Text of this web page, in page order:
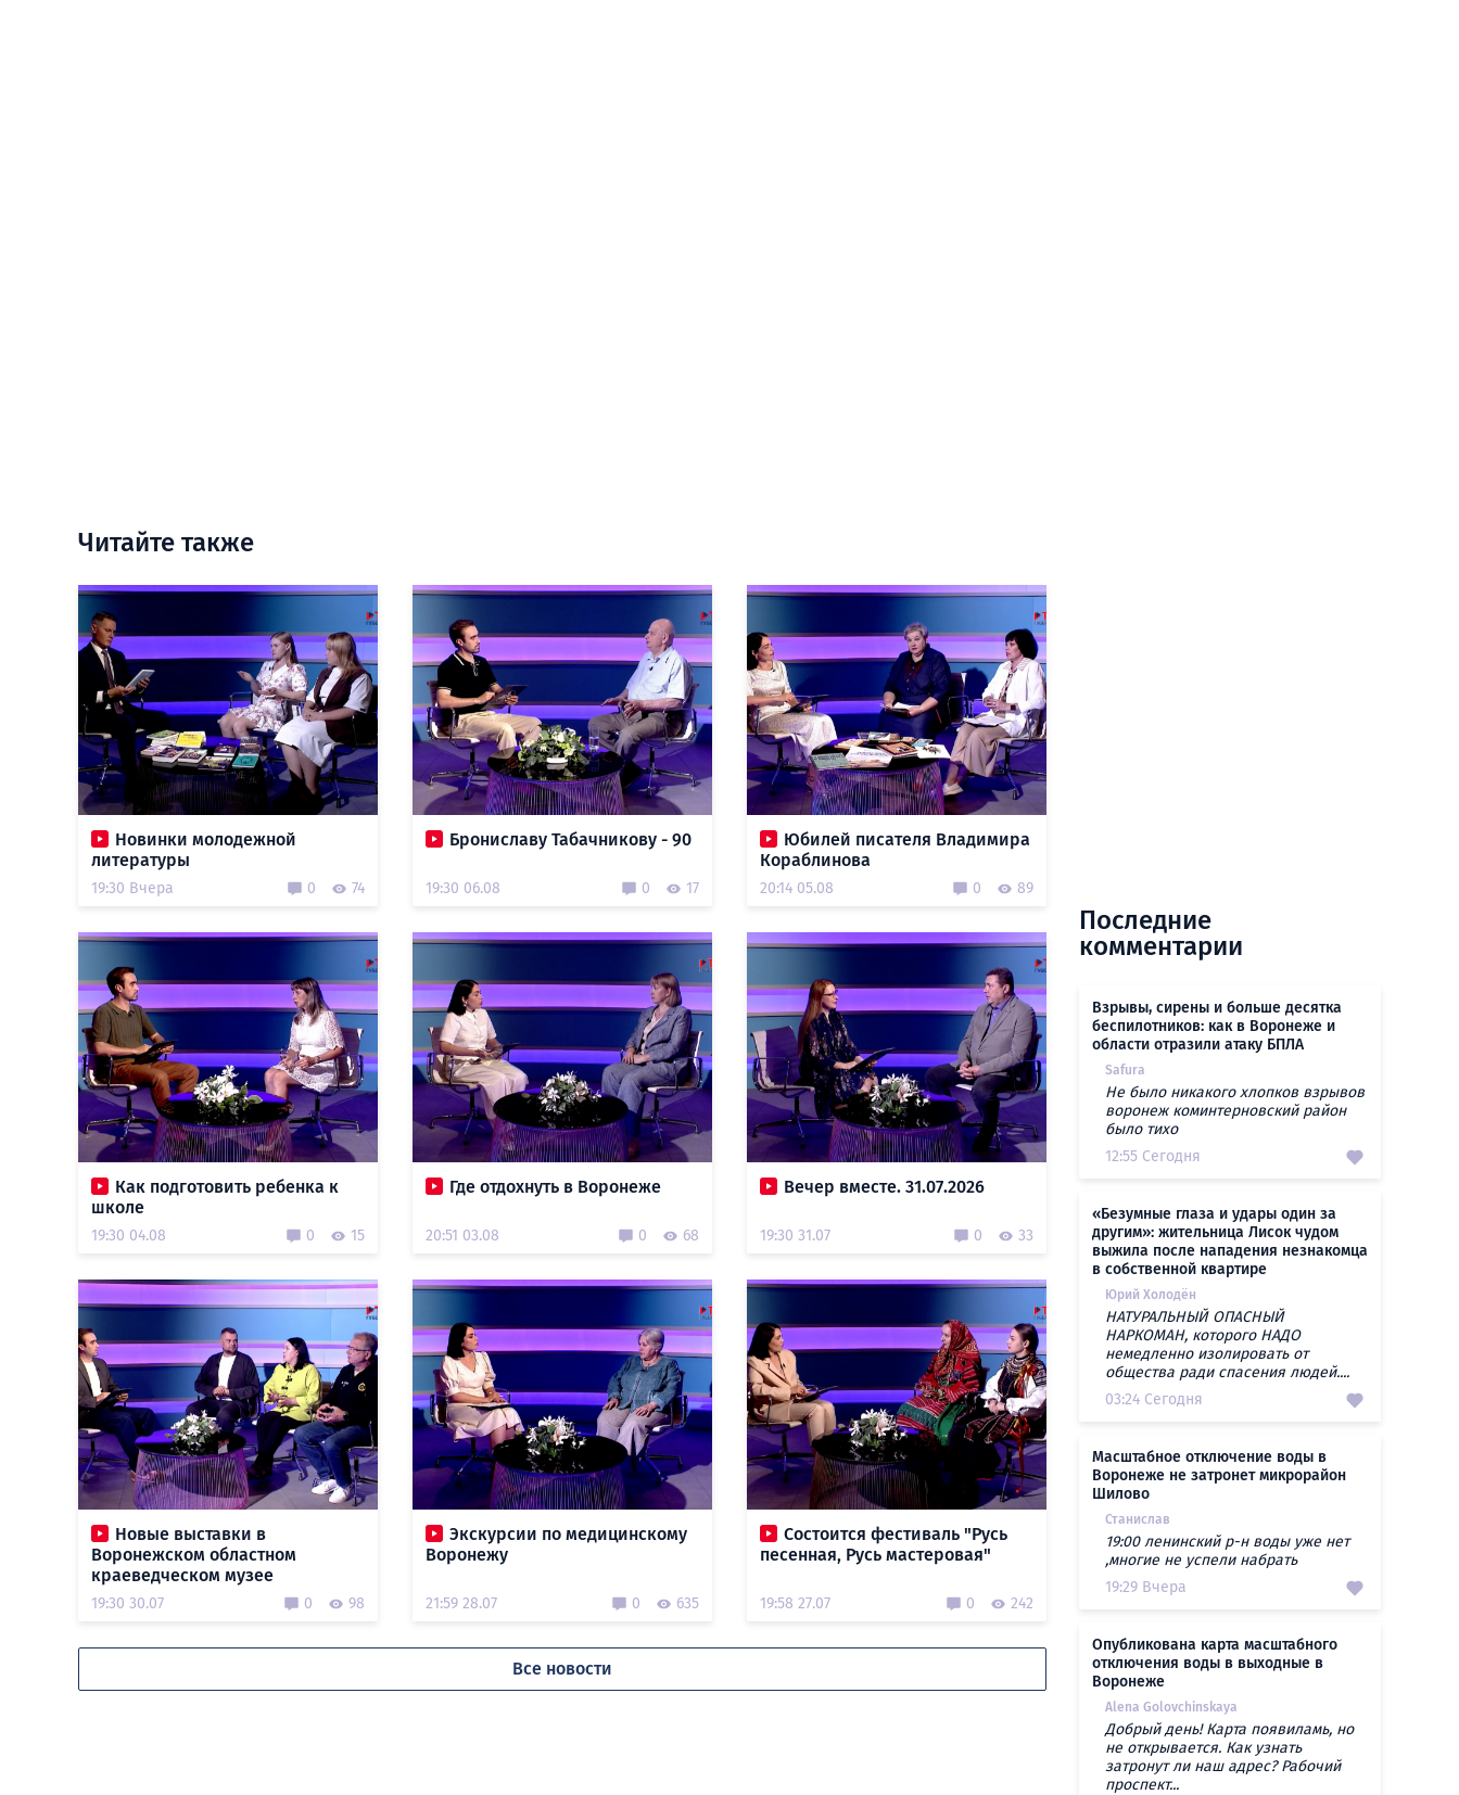
Читайте также
Новинки молодежной
литературы
19:30 Вчера 0 74
Брониславу Табачникову - 90
19:30 06.08 0 17
Юбилей писателя Владимира
Кораблинова
20:14 05.08 0 89
Как подготовить ребенка к
школе
19:30 04.08 0 15
Где отдохнуть в Воронеже
20:51 03.08 0 68
Вечер вместе. 31.07.2026
19:30 31.07 0 33
Новые выставки в
Воронежском областном
краеведческом музее
19:30 30.07 0 98
Экскурсии по медицинскому
Воронежу
21:59 28.07 0 635
Состоится фестиваль "Русь
песенная, Русь мастеровая"
19:58 27.07 0 242
Все новости
Последние
комментарии
Взрывы, сирены и больше десятка
беспилотников: как в Воронеже и
области отразили атаку БПЛА
Safura
Не было никакого хлопков взрывов
воронеж коминтерновский район
было тихо
12:55 Сегодня
«Безумные глаза и удары один за
другим»: жительница Лисок чудом
выжила после нападения незнакомца
в собственной квартире
Юрий Холодён
НАТУРАЛЬНЫЙ ОПАСНЫЙ
НАРКОМАН, которого НАДО
немедленно изолировать от
общества ради спасения людей....
03:24 Сегодня
Масштабное отключение воды в
Воронеже не затронет микрорайон
Шилово
Станислав
19:00 ленинский р-н воды уже нет
,многие не успели набрать
19:29 Вчера
Опубликована карта масштабного
отключения воды в выходные в
Воронеже
Alena Golovchinskaya
Добрый день! Карта появиламь, но
не открывается. Как узнать
затронут ли наш адрес? Рабочий
проспект...